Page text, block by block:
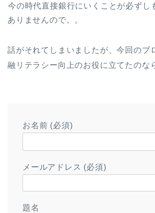
今の時代直接銀行にいくことが必ずし
ありませんので。。
話がそれてしまいましたが、今回のブ
融リテラシー向上のお役に立てたのな
お名前 (必須)
メールアドレス (必須)
題名